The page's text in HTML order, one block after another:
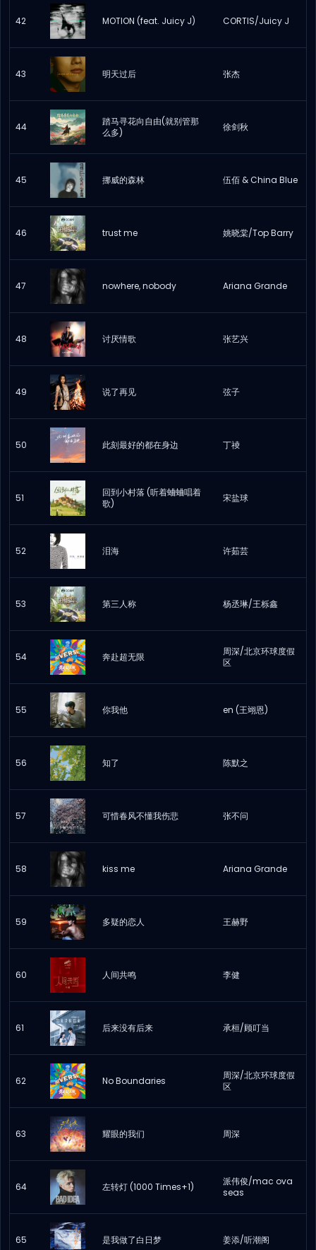
42 MOTION (feat. Juicy J) CORTIS/Juicy J
43 明天过后 张杰
44
踏马寻花向自由(就别管那
么多)
徐剑秋
45 挪威的森林 伍佰 & China Blue
46 trust me 姚晓棠/Top Barry
47 nowhere, nobody Ariana Grande
48 讨厌情歌 张艺兴
49 说了再见 弦子
50 此刻最好的都在身边 丁祾
51
回到小村落 (听着蛐蛐唱着
歌)
宋盐球
52 泪海 许茹芸
53 第三人称 杨丞琳/王栎鑫
54 奔赴超无限
周深/北京环球度假
区
55 你我他 en (王翊恩)
56 知了 陈默之
57 可惜春风不懂我伤悲 张不问
58 kiss me Ariana Grande
59 多疑的恋人 王赫野
60 人间共鸣 李健
61 后来没有后来 承桓/顾叮当
62 No Boundaries
周深/北京环球度假
区
63 耀眼的我们 周深
64 左转灯 (1000 Times+1)
派伟俊/mac ova
seas
65 是我做了白日梦 姜添/听潮阁